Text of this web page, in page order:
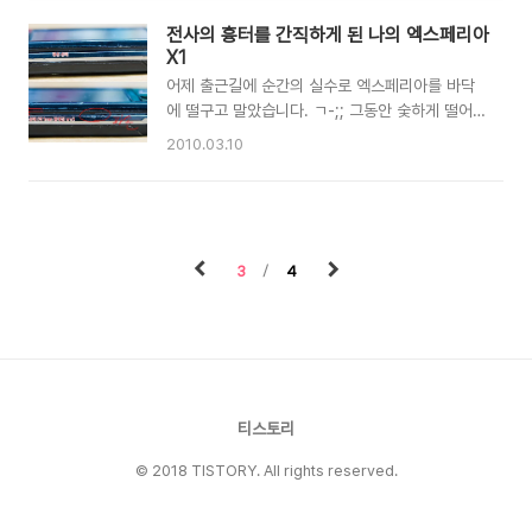
인데 잉여 어플입니다. 큰 정확성은 기대하지 마세
요 ㅎㅎ; *. asccicamera 기존의 사진 및 카메라
않은데도 무난하게 돌아가는 모습을 볼 수 있네요.
전사의 흉터를 간직하게 된 나의 엑스페리아
X1
어제 출근길에 순간의 실수로 엑스페리아를 바닥
에 떨구고 말았습니다. ㄱ-;; 그동안 숯하게 떨어
뜨려보긴 했지만, 이렇게 심하게 망가진 적은 없었
가 심각해서 분명 AS 가 필요할듯 싶은데 견적이
2010.03.10
3 4
티스토리
© 2018 TISTORY. All rights reserved.